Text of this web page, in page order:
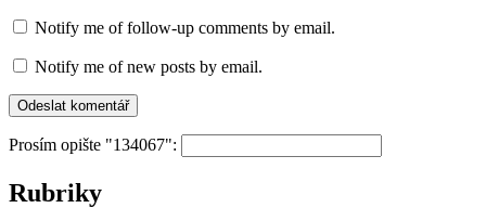
Notify me of follow-up comments by email.
Notify me of new posts by email.
Prosím opište "134067":
Rubriky